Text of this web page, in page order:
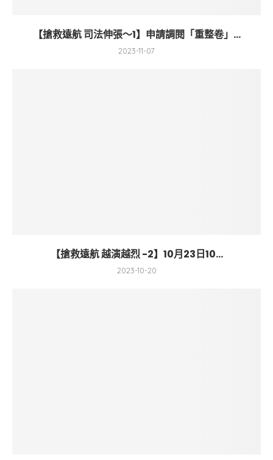
【搶救遠航 司法伸張～1】申請調閱「重整卷」...
2023-11-07
【搶救遠航 越演越烈 -2】10月23日10...
2023-10-20